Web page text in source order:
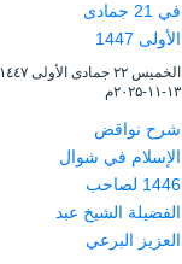
في 21 جمادى
الأولى 1447
۱۳-۱۱-۲۰۲۵م
شرح نواقض
الإسلام في شوال
1446 لصاحب
الفضيلة الشيخ عبد
العزيز البرعي